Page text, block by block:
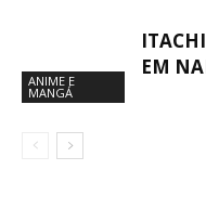
ANIME E
MANGÁ
EM